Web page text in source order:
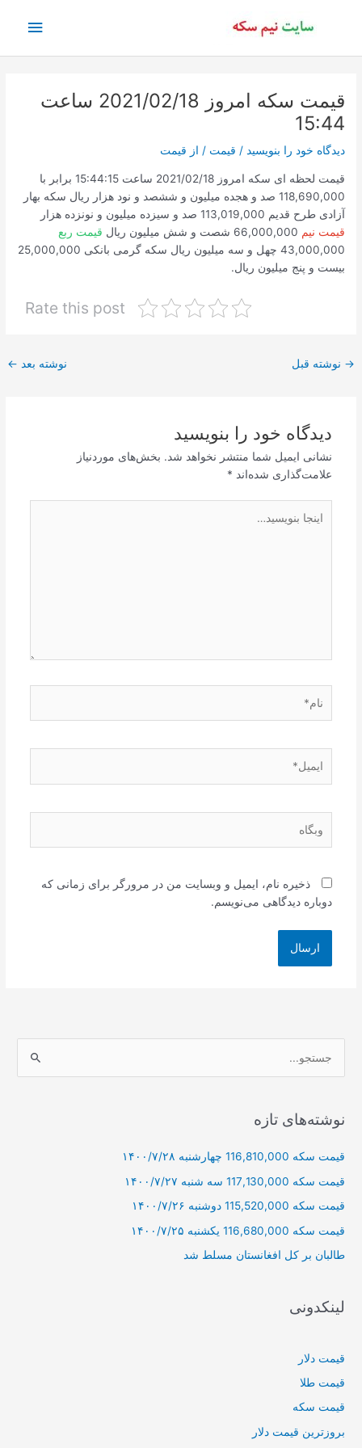
اصلی
قیمت سکه امروز 2021/02/18 ساعت
15:44
دیدگاه‌ خود را بنویسید / قیمت / از قیمت
قیمت لحظه ای سکه امروز 2021/02/18 ساعت 15:44:15 برابر با
118,690,000 صد و هجده میلیون و ششصد و نود هزار ریال سکه بهار
آزادی طرح قدیم 113,019,000 صد و سیزده میلیون و نونزده هزار
قیمت نیم
قیمت ربع
43,000,000 چهل و سه میلیون ریال سکه گرمی بانکی 25,000,000
بیست و پنج میلیون ریال.
Rate this post
پیمایش
→ نوشته قبل نوشته بعد ←
دیدگاه‌ خود را بنویسید
نشانی ایمیل شما منتشر نخواهد شد. بخش‌های موردنیاز
علامت‌گذاری شده‌اند *
بنویسید…
ذخیره نام، ایمیل و وبسایت من در مرورگر برای زمانی که
دوباره دیدگاهی می‌نویسم.
ب
ر
ا
نوشته‌های تازه
قیمت سکه 116,810,000 چهارشنبه ۱۴۰۰/۷/۲۸
قیمت سکه 117,130,000 سه شنبه ۱۴۰۰/۷/۲۷
قیمت سکه 115,520,000 دوشنبه ۱۴۰۰/۷/۲۶
قیمت سکه 116,680,000 یکشنبه ۱۴۰۰/۷/۲۵
طالبان بر كل افغانستان مسلط شد
لینکدونی
قیمت دلار
قیمت طلا
قیمت سکه
بروزترین قیمت دلار